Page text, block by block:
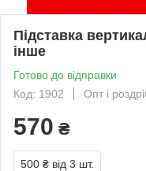
Підставка
інше
Готово до відправки
Код: 1902
Опт і
570 ₴
500 ₴ від 3 шт.